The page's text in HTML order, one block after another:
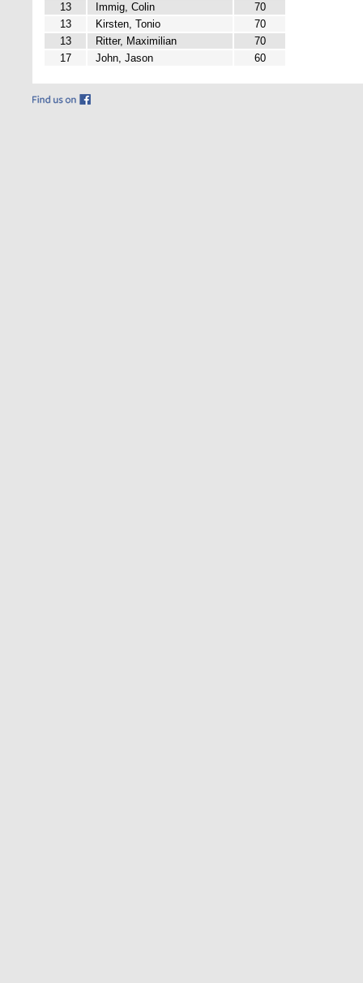
13
Immig, Colin
70
13
Kirsten, Tonio
70
13
Ritter, Maximilian
70
17
John, Jason 60